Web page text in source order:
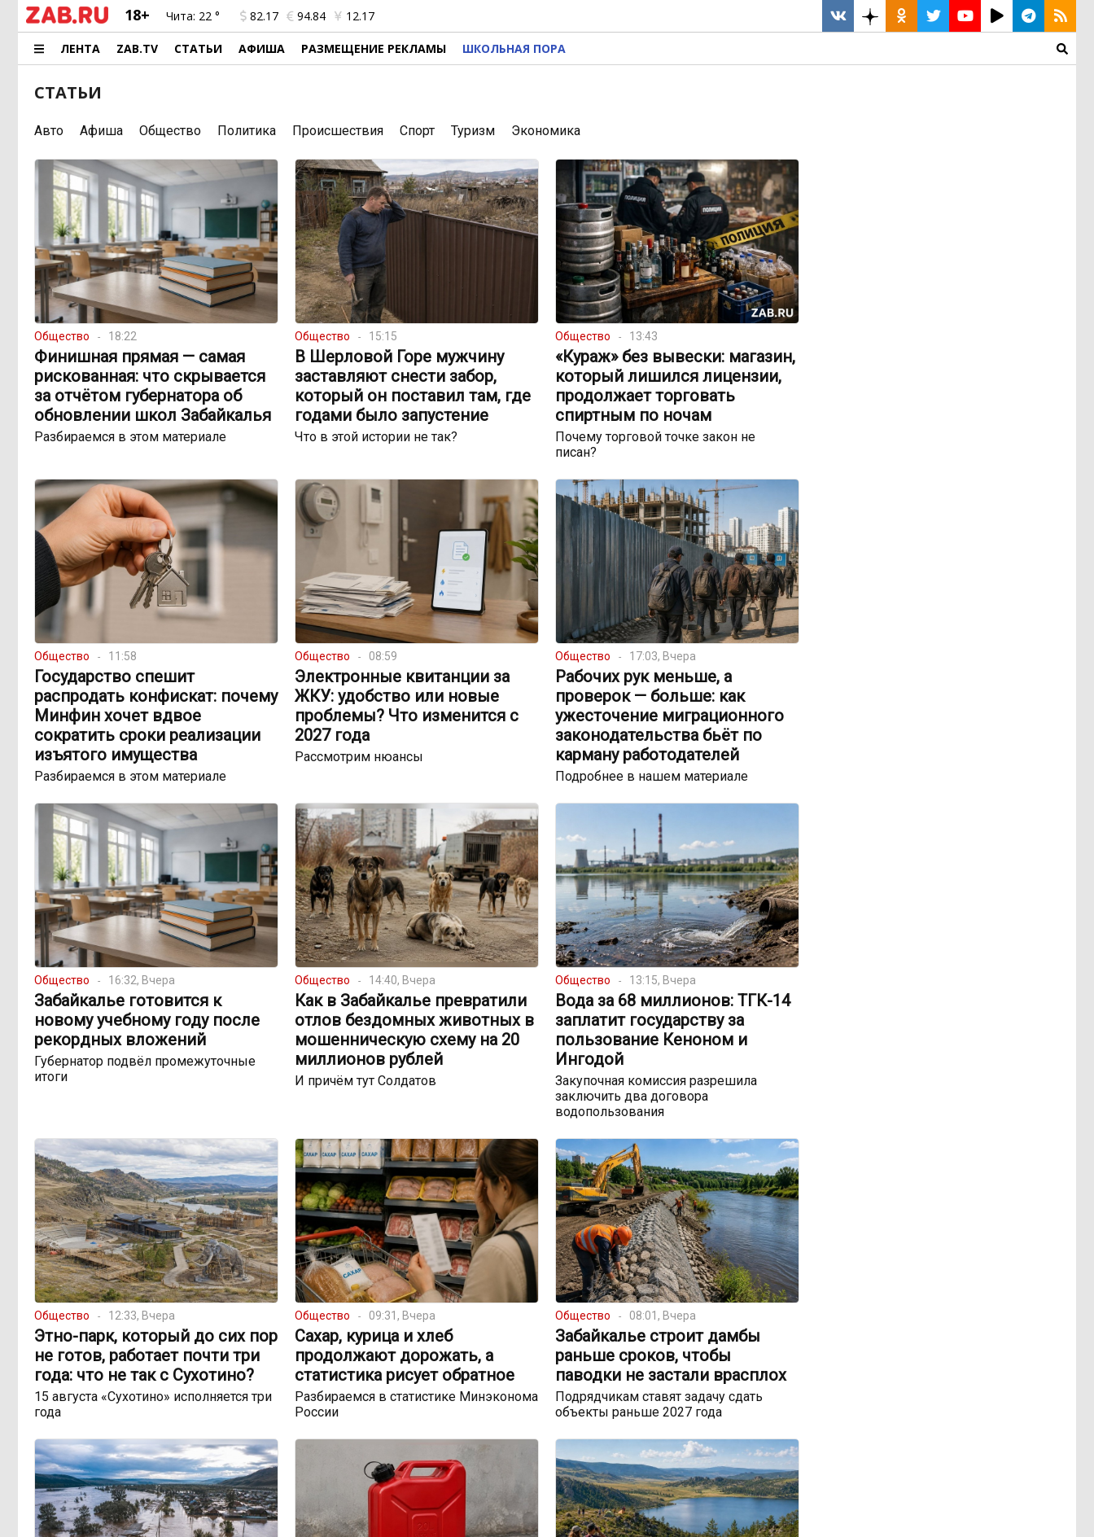
18+ Чита: 22 ° 82.17 94.84 12.17
ЛЕНТА ZAB.TV СТАТЬИ АФИША РАЗМЕЩЕНИЕ РЕКЛАМЫ ШКОЛЬНАЯ ПОРА
СТАТЬИ
Авто Афиша Общество Политика Происшествия Спорт Туризм Экономика
Общество 18:22
Финишная прямая — самая
рискованная: что скрывается
за отчётом губернатора об
обновлении школ Забайкалья
Разбираемся в этом материале
Общество 15:15
В Шерловой Горе мужчину
заставляют снести забор,
который он поставил там, где
годами было запустение
Что в этой истории не так?
Общество 13:43
«Кураж» без вывески: магазин,
который лишился лицензии,
продолжает торговать
спиртным по ночам
Почему торговой точке закон не
писан?
Общество 11:58
Государство спешит
распродать конфискат: почему
Минфин хочет вдвое
сократить сроки реализации
изъятого имущества
Разбираемся в этом материале
Общество 08:59
Электронные квитанции за
ЖКУ: удобство или новые
проблемы? Что изменится с
2027 года
Рассмотрим нюансы
Общество 17:03, Вчера
Рабочих рук меньше, а
проверок — больше: как
ужесточение миграционного
законодательства бьёт по
карману работодателей
Подробнее в нашем материале
Общество 16:32, Вчера
Забайкалье готовится к
новому учебному году после
рекордных вложений
Губернатор подвёл промежуточные
итоги
Общество 14:40, Вчера
Как в Забайкалье превратили
отлов бездомных животных в
мошенническую схему на 20
миллионов рублей
И причём тут Солдатов
Общество 13:15, Вчера
Вода за 68 миллионов: ТГК-14
заплатит государству за
пользование Кеноном и
Ингодой
Закупочная комиссия разрешила
заключить два договора
водопользования
Общество 12:33, Вчера
Этно-парк, который до сих пор
не готов, работает почти три
года: что не так с Сухотино?
15 августа «Сухотино» исполняется три
года
Общество 09:31, Вчера
Сахар, курица и хлеб
продолжают дорожать, а
статистика рисует обратное
Разбираемся в статистике Минэконома
России
Общество 08:01, Вчера
Забайкалье строит дамбы
раньше сроков, чтобы
паводки не застали врасплох
Подрядчикам ставят задачу сдать
объекты раньше 2027 года